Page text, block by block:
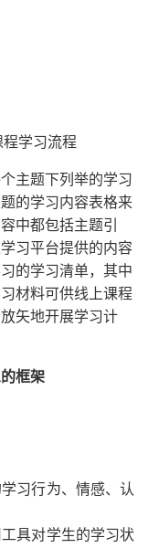
学习流程
主题下列举的学习
的学习内容表格来
中都包括主题引
习平台提供的内容
的学习清单，其中
材料可供线上课程
矢地开展学习计
框架
习行为、情感、认
具对学生的学习状